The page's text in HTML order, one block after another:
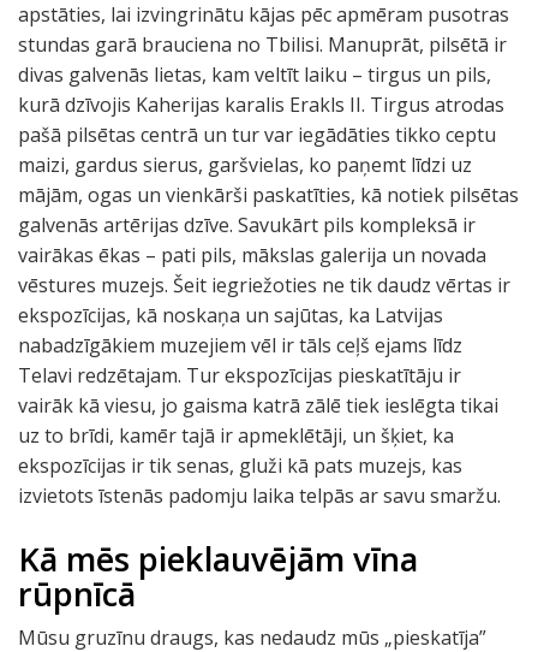
apstāties, lai izvingrinātu kājas pēc apmēram pusotras
stundas garā brauciena no Tbilisi. Manuprāt, pilsētā ir
divas galvenās lietas, kam veltīt laiku – tirgus un pils,
kurā dzīvojis Kaherijas karalis Erakls II. Tirgus atrodas
pašā pilsētas centrā un tur var iegādāties tikko ceptu
maizi, gardus sierus, garšvielas, ko paņemt līdzi uz
mājām, ogas un vienkārši paskatīties, kā notiek pilsētas
galvenās artērijas dzīve. Savukārt pils kompleksā ir
vairākas ēkas – pati pils, mākslas galerija un novada
vēstures muzejs. Šeit iegriežoties ne tik daudz vērtas ir
ekspozīcijas, kā noskaņa un sajūtas, ka Latvijas
nabadzīgākiem muzejiem vēl ir tāls ceļš ejams līdz
Telavi redzētajam. Tur ekspozīcijas pieskatītāju ir
vairāk kā viesu, jo gaisma katrā zālē tiek ieslēgta tikai
uz to brīdi, kamēr tajā ir apmeklētāji, un šķiet, ka
ekspozīcijas ir tik senas, gluži kā pats muzejs, kas
izvietots īstenās padomju laika telpās ar savu smaržu.
Kā mēs pieklauvējām vīna
rūpnīcā
Mūsu gruzīnu draugs, kas nedaudz mūs „pieskatīja”